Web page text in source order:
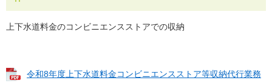
​上下水道料金のコンビニエンスストアでの収納
令和8年度上下水道料金コンビニエンスストア等収納代行業務